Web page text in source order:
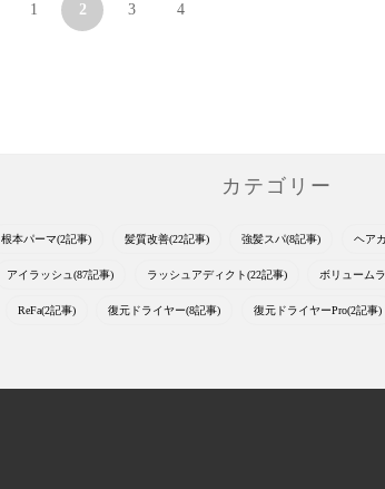
1 2 3 4
カテゴリー
根本パーマ(2記事) 髪質改善(22記事) 強髪スパ(8記事) ヘア
アイラッシュ(87記事) ラッシュアディクト(22記事) ボリューム
ReFa(2記事) 復元ドライヤー(8記事) 復元ドライヤーPro(2記事)